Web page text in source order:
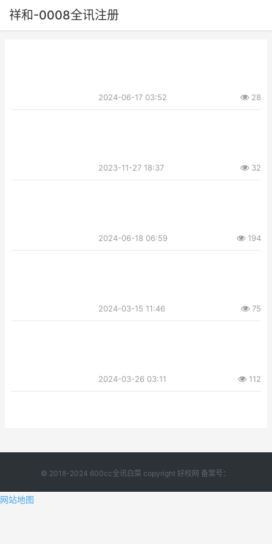
祥和-0008全讯注册
2024-06-17 03:52 28
2023-11-27 18:37 32
2024-06-18 06:59 194
2024-03-15 11:46 75
2024-03-26 03:11 112
© 2018-2024 600cc全讯白菜 copyright 好校网 备案号：
网站地图